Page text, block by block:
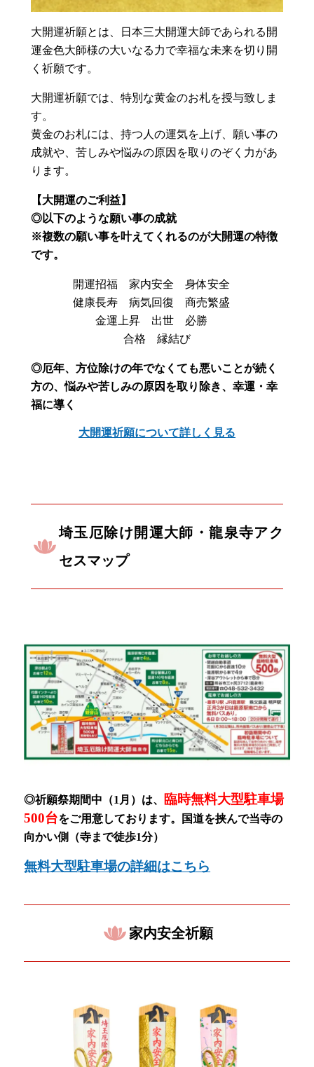
大開運祈願とは、日本三大開運大師であられる開
運金色大師様の大いなる力で幸福な未来を切り開
く祈願です。
大開運祈願では、特別な黄金のお札を授与致しま
す。
黄金のお札には、持つ人の運気を上げ、願い事の
成就や、苦しみや悩みの原因を取りのぞく力があ
ります。
【大開運のご利益】
◎以下のような願い事の成就
※複数の願い事を叶えてくれるのが大開運の特徴
です。
開運招福 家内安全 身体安全
健康長寿 病気回復 商売繁盛
金運上昇 出世 必勝
合格 縁結び
◎厄年、方位除けの年でなくても悪いことが続く
方の、悩みや苦しみの原因を取り除き、幸運・幸
福に導く
大開運祈願について詳しく見る
埼玉厄除け開運大師・龍泉寺アク
セスマップ
◎祈願祭期間中（1月） は、 臨時無料大型駐車場
500台をご用意しております。
国道を挟んで当寺の
向かい側（寺まで徒歩1分）
無料大型駐車場の詳細はこちら
家内安全祈願